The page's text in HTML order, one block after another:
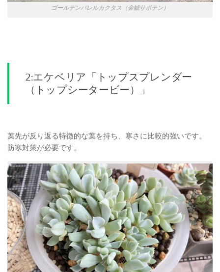
ゴールデンバレルカクタス（金鯱サボテン）
2:エケベリア「トップスプレンダー
（トップシータービー）」
葉先が反り返る特徴的な葉を持ち、寒さに比較的強いです。
防寒対策が必要です。